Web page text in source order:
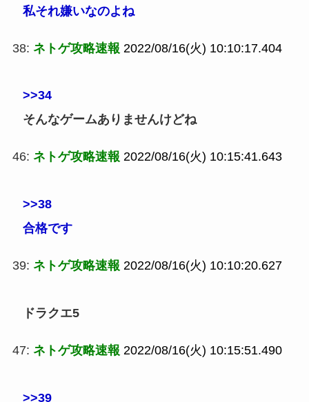
私それ嫌いなのよね
38: ネトゲ攻略速報 2022/08/16(火) 10:10:17.404
>>34
そんなゲームありませんけどね
46: ネトゲ攻略速報 2022/08/16(火) 10:15:41.643
>>38
合格です
39: ネトゲ攻略速報 2022/08/16(火) 10:10:20.627
ドラクエ5
47: ネトゲ攻略速報 2022/08/16(火) 10:15:51.490
>>39